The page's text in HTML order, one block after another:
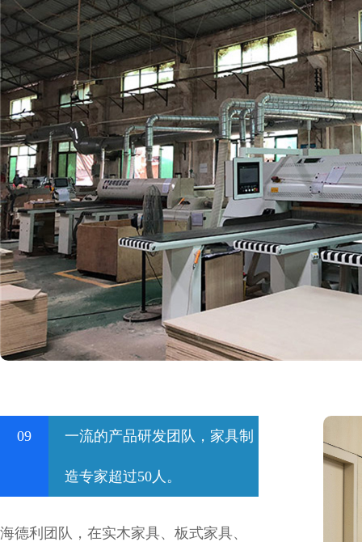
09 一流的产品研发团队，家具制
造专家超过50人。
海德利团队，在实木家具、板式家具、